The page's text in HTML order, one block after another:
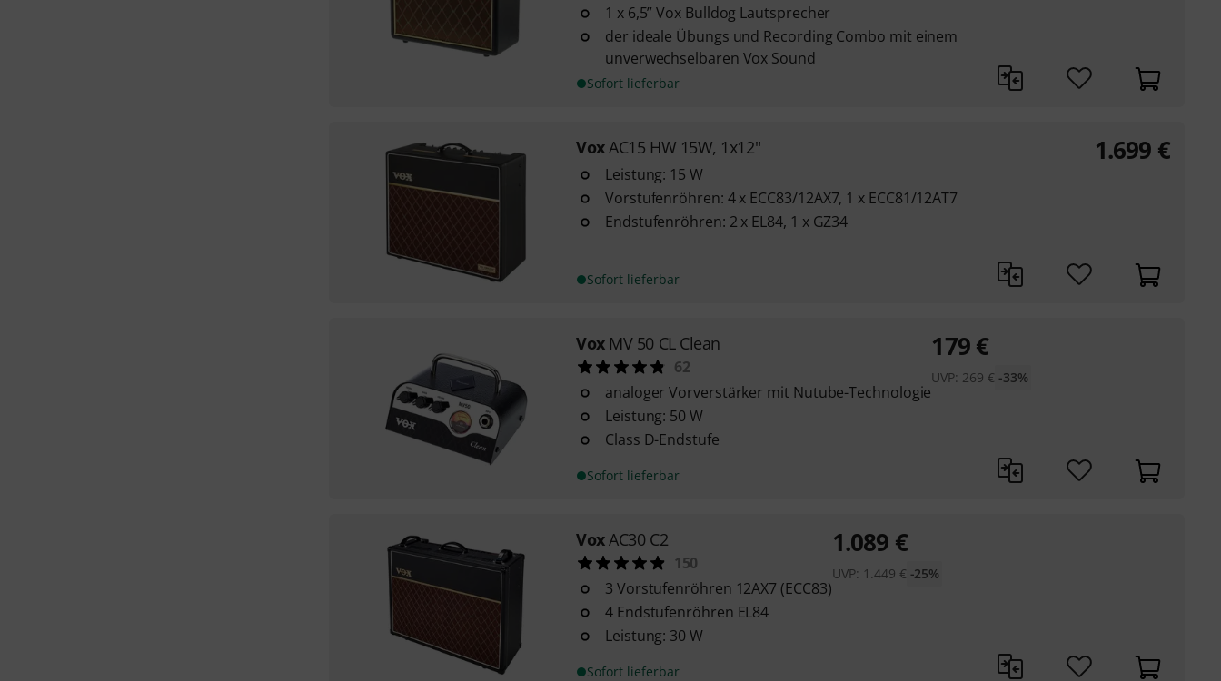
1 x 6,5” Vox Bulldog Lautsprecher
der ideale Übungs und Recording Combo mit einem
unverwechselbaren Vox Sound
Sofort lieferbar
VoxAC15 HW 15W, 1x12"
Leistung: 15 W
Vorstufenröhren: 4 x ECC83/12AX7, 1 x ECC81/12AT7
Endstufenröhren: 2 x EL84, 1 x GZ34
Sofort lieferbar
1.699 €
Vox MV 50 CL Clean
62
analoger Vorverstärker mit Nutube-Technologie
Leistung: 50 W
Class D-Endstufe
Sofort lieferbar
179€
UVP: 269 € -33%
VoxAC30 C2
150
3 Vorstufenröhren 12AX7 (ECC83)
4 Endstufenröhren EL84
Leistung: 30 W
Sofort lieferbar
1.089 €
UVP: 1.449 € -25%